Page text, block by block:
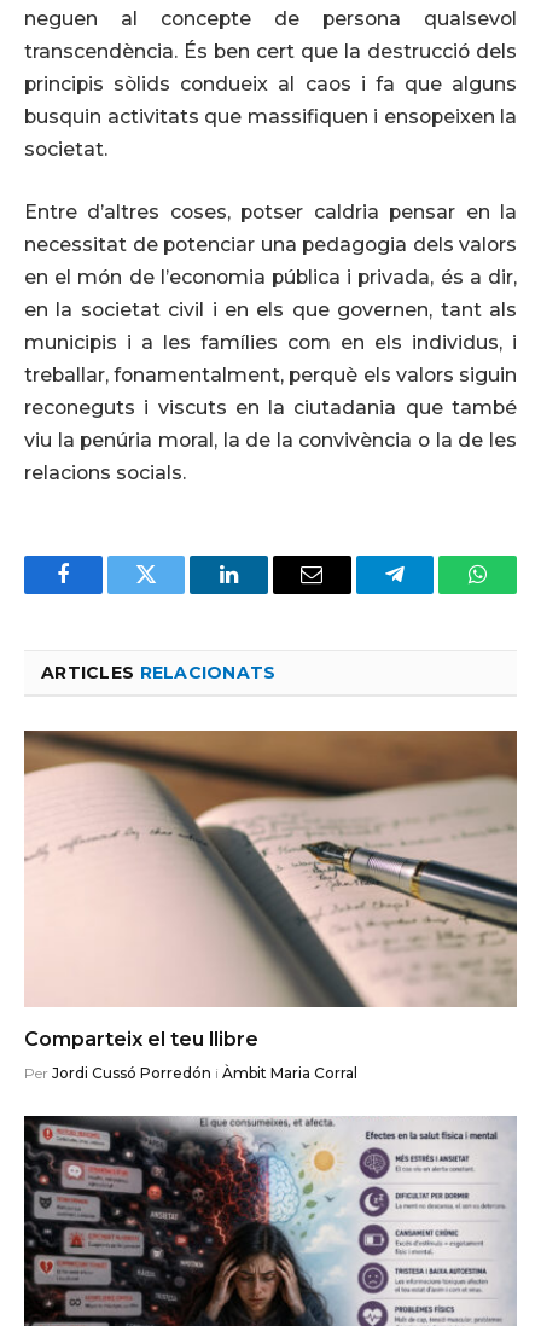
neguen al concepte de persona qualsevol
transcendència. És ben cert que la destrucció dels
principis sòlids condueix al caos i fa que alguns
busquin activitats que massifiquen i ensopeixen la
societat.
Entre d’altres coses, potser caldria pensar en la
necessitat de potenciar una pedagogia dels valors
en el món de l’economia pública i privada, és a dir,
en la societat civil i en els que governen, tant als
municipis i a les famílies com en els individus, i
treballar, fonamentalment, perquè els valors siguin
reconeguts i viscuts en la ciutadania que també
viu la penúria moral, la de la convivència o la de les
relacions socials.
FacebookTwitter LinkedInEmail Telegram
ARTICLES RELACIONATS
Comparteix el teu llibre
Per Jordi Cussó Porredón i Àmbit Maria Corral